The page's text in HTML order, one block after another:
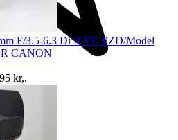
F/3.5-6.3 Di II VC PZD/Model
CANON
kr,.